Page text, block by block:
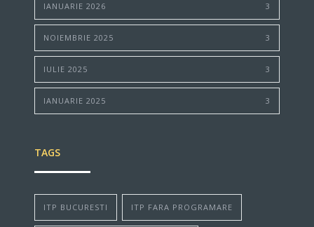
IANUARIE 2026 3
NOIEMBRIE 2025 3
IULIE 2025 3
IANUARIE 2025 3
TAGS
ITP BUCURESTI ITP FARA PROGRAMARE